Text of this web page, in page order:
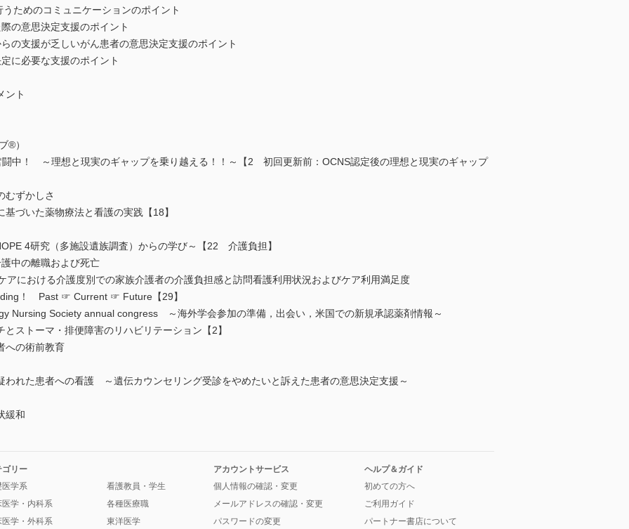
ためのコミュニケーションのポイント
の意思決定支援のポイント
の支援が乏しいがん患者の意思決定支援のポイント
に必要な支援のポイント
ント
®）
中！ ～理想と現実のギャップを乗り越える！！～【2 初回更新前：OCNS認定後の理想と現実のギャップ
むずかしさ
づいた薬物療法と看護の実践【18】
4研究（多施設遺族調査）からの学び～【22 介護負担】
中の離職および死亡
における介護度別での家族介護者の介護負担感と訪問看護利用状況およびケア利用満足度
！ Past ☞ Current ☞ Future【29】
Nursing Society annual congress ～海外学会参加の準備，出会い，米国での新規承認薬剤情報～
ストーマ・排便障害のリハビリテーション【2】
への術前教育
われた患者への看護 ～遺伝カウンセリング受診をやめたいと訴えた患者の意思決定支援～
緩和
ゴリー
医学系
医学・内科系
医学・外科系
看護教員・学生
各種医療職
東洋医学
アカウントサービス
個人情報の確認・変更
メールアドレスの確認・変更
パスワードの変更
ヘルプ＆ガイド
初めての方へ
ご利用ガイド
パートナー書店について